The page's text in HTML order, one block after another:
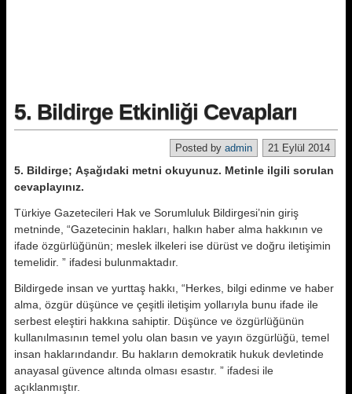
5. Bildirge Etkinliği Cevapları
21 Eylül 2014
Posted by admin
5. Bildirge; Aşağıdaki metni okuyunuz. Metinle ilgili sorulan
cevaplayınız.
Türkiye Gazetecileri Hak ve Sorumluluk Bildirgesi’nin giriş
metninde, “Gazetecinin hakları, halkın haber alma hakkının ve
ifade özgürlüğünün; meslek ilkeleri ise dürüst ve doğru iletişimin
temelidir. ” ifadesi bulunmaktadır.
Bildirgede insan ve yurttaş hakkı, “Herkes, bilgi edinme ve haber
alma, özgür düşünce ve çeşitli iletişim yollarıyla bunu ifade ile
serbest eleştiri hakkına sahiptir. Düşünce ve özgürlüğünün
kullanılmasının temel yolu olan basın ve yayın özgürlüğü, temel
insan haklarındandır. Bu hakların demokratik hukuk devletinde
anayasal güvence altında olması esastır. ” ifadesi ile
açıklanmıştır.